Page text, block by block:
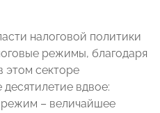
налоговой политики
режимы, благодаря
этом секторе
вдвое:
– величайшее